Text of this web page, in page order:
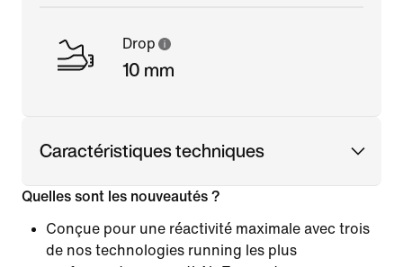
Drop
10 mm
Caractéristiques techniques
Quelles sont les nouveautés ?
Conçue pour une réactivité maximale avec trois
de nos technologies running les plus